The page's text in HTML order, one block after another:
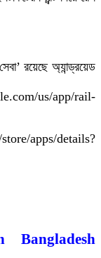
রয়েছে অ্যান্ড্রয়েড
us/app/rail-
apps/details?
Bangladesh